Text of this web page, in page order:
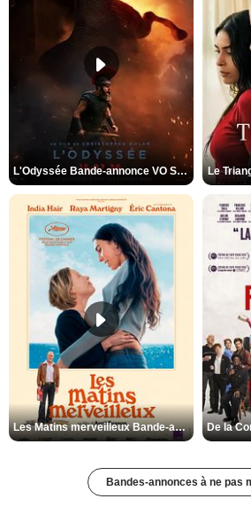
L'Odyssée Bande-annonce VO STFR Le
Les Matins merveilleux Bande-annonce VF
Bandes-annonces à ne pas